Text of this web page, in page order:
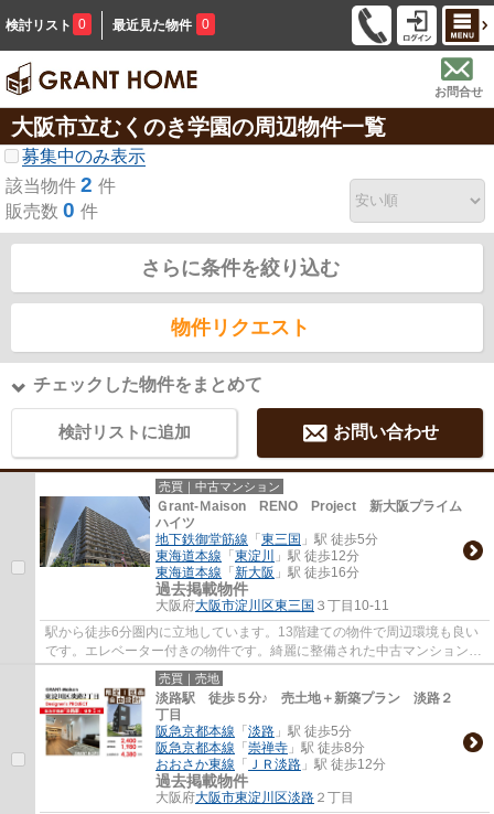
検討リスト 0 最近見た物件 0
お問合せ
大阪市立むくのき学園の周辺物件一覧
募集中のみ表示
該当物件 2 件
販売数 0 件
さらに条件を絞り込む
物件リクエスト
チェックした物件をまとめて
検討リストに追加 お問い合わせ
売買｜中古マンション
Ｇrant-Ｍaison RENO Project 新大阪プライム
ハイツ
地下鉄御堂筋線 「 東三国 」駅 徒歩5分
東海道本線 「 東淀川
」駅 徒歩12分
東海道本線 「 新大阪 」駅 徒歩16分
過去掲載物件
大阪府大阪市淀川区東三国 ３丁目10-11
駅から徒歩6分圏内に立地しています。13階建ての物件で周辺環境も良い
です。エレベーター付きの物件です。綺麗に整備された中古マンションで
清潔感を感じます。不動産のご購入を検討し...
売買｜売地
淡路駅 徒歩５分♪ 売土地＋新築プラン 淡路２
丁目
阪急京都本線 「 淡路 」駅 徒歩5分
阪急京都本線 「 崇禅寺 」駅 徒歩8分
おおさか東線 「 ＪＲ淡路 」駅 徒歩12分
過去掲載物件
大阪府大阪市東淀川区淡路 ２丁目